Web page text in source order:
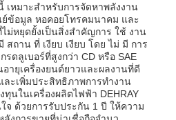
เหมาะสําหรับการจัดหาพลังงาน
ข้อมูล หอคอยโทรคมนาคม และ
ม่หยุดยั้งเป็นสิ่งสําคัญการ ใช้ งาน
สถาน ที่ เงียบ เงียบ โดย ไม่ มี การ
รดลูเบอร์ที่สูงกว่า CD หรือ SAE
ายุเครื่องยนต์ยาวและผลงานที่ดี
ะเพิ่มประสิทธิภาพการทํางาน
นในเครื่องผลิตไฟฟ้า DEHRAY
จ ด้วยการรับประกัน 1 ปี ให้ความ